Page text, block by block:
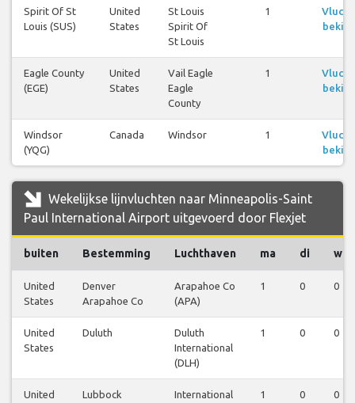
Spirit Of St
Louis (SUS)
United
States
St Louis
Spirit Of
St Louis
1
Eagle County
(EGE)
United
States
Vail Eagle
Eagle
County
1
Windsor
(YQG)
Canada Windsor 1
Wekelijkse lijnvluchten naar Minneapolis-Saint
Paul International Airport uitgevoerd door Flexjet
buiten Bestemming Luchthaven ma di wo
United
States
Denver
Arapahoe Co
Arapahoe Co
(APA)
1 0 0
United
States
Duluth
Duluth
International
(DLH)
1 0 0
United
Lubbock
International
1 0 0